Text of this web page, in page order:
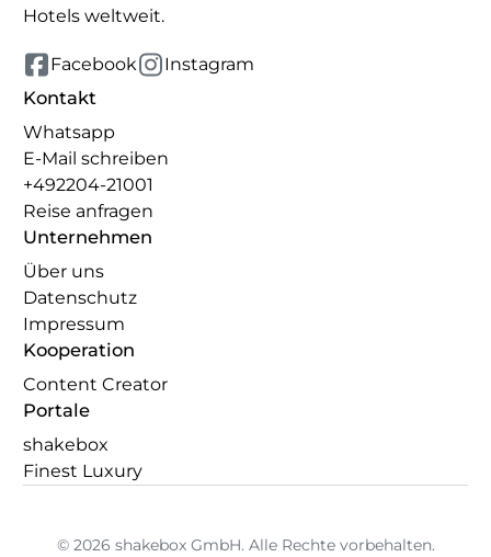
Hotels weltweit.
Facebook Instagram
Kontakt
Whatsapp
E-Mail schreiben
+492204-21001
Reise anfragen
Unternehmen
Über uns
Datenschutz
Impressum
Kooperation
Content Creator
Portale
shakebox
Finest Luxury
© 2026 shakebox GmbH. Alle Rechte vorbehalten.